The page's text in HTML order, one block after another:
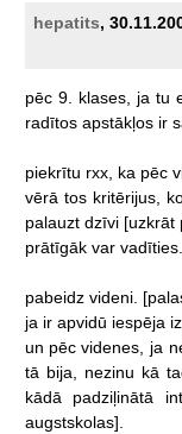
hepatits,
pēc 9. klases, ja tu
radītos apstākļos ir
piekrītu rxx, ka pēc
vērā tos kritērijus,
palauzt dzīvi [uzkrāt
prātīgāk var vadīties.
pabeidz videni.
ja ir apvidū iespēja
un pēc videnes, ja
tā bija, nezinu kā
kādā
padziļinātā
augstskolas].